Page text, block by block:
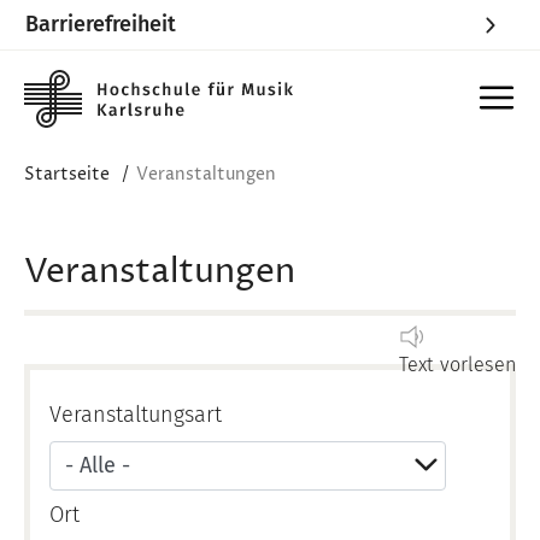
Barrierefreiheit
Startseite Veranstaltungen
Veranstaltungen
Text vorlesen
Veranstaltungsart
Ort